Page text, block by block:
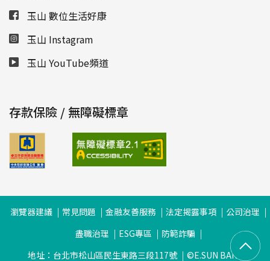
玉山 數位生活好康
玉山 Instagram
玉山 YouTube頻道
存款保險 / 無障礙標章
瀏覽器建議 常見問題 金融友善服務 法定揭露事項
公司治理
盡職治理
ESG專區
防範詐騙
地址：台北市松山區民生東路三段117號
©E.SUN BANK